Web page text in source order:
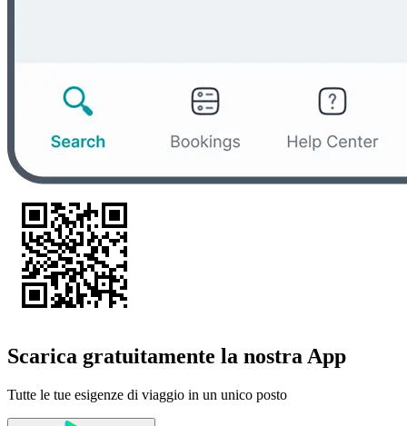
Scarica gratuitamente la nostra App
Tutte le tue esigenze di viaggio in un unico posto